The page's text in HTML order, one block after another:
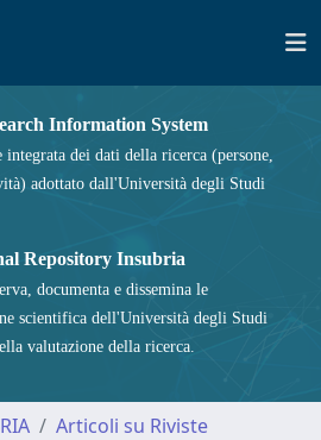
Information System
integrata dei dati della ricerca (persone,
adottato dall'Università degli Studi
Repository Insubria
documenta e dissemina le
scientifica dell'Università degli Studi
valutazione della ricerca.
Articoli su Riviste